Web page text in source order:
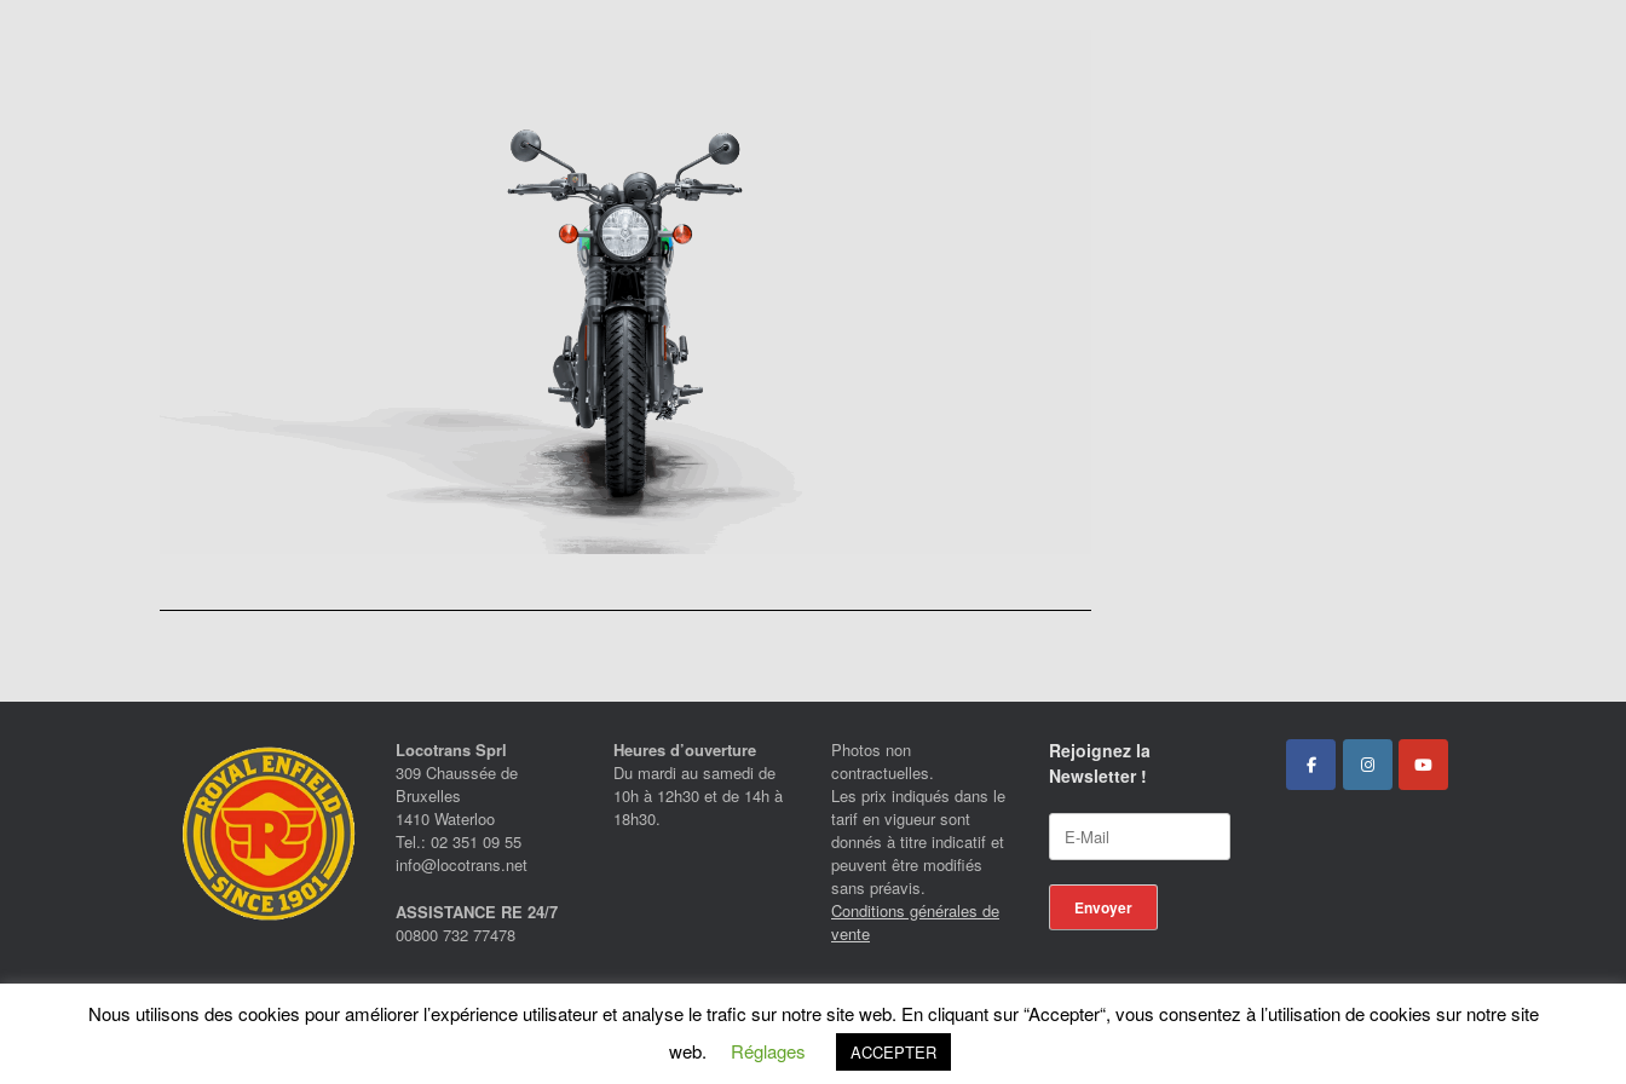
Locotrans Sprl
309 Chaussée de
Bruxelles
1410 Waterloo
Tel.: 02 351 09 55
info@locotrans.net
ASSISTANCE RE 24/7
00800 732 77478
Heures d’ouverture
Du mardi au samedi de
10h à 12h30 et de 14h à
18h30.
Photos non
contractuelles.
Les prix indiqués dans le
tarif en vigueur sont
donnés à titre indicatif et
peuvent être modifiés
sans préavis.
Conditions générales de
vente
Rejoignez la
Newsletter !
ASiteOrigin Theme
Nous utilisons des cookies pour améliorer l’expérience utilisateur et analyse le trafic sur notre site web. En cliquant sur “Accepter“, vous consentez à l’utilisation de cookies sur notre site
web.
Réglages ACCEPTER